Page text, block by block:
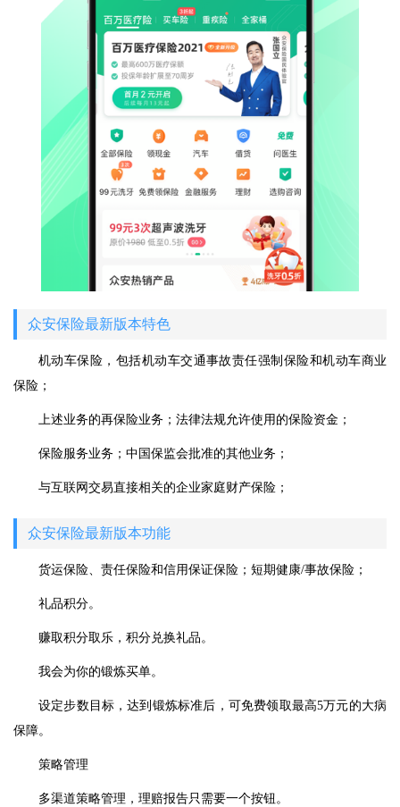
众安保险最新版本特色
机动车保险，包括机动车交通事故责任强制保险和机动车商业
保险；
上述业务的再保险业务；法律法规允许使用的保险资金；
保险服务业务；中国保监会批准的其他业务；
与互联网交易直接相关的企业家庭财产保险；
众安保险最新版本功能
货运保险、责任保险和信用保证保险；短期健康/事故保险；
礼品积分。
赚取积分取乐，积分兑换礼品。
我会为你的锻炼买单。
设定步数目标，达到锻炼标准后，可免费领取最高5万元的大病
保障。
策略管理
多渠道策略管理，理赔报告只需要一个按钮。